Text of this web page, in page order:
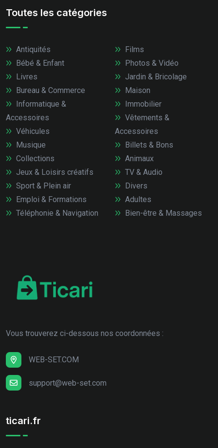
Toutes les catégories
Antiquités
Bébé & Enfant
Livres
Bureau & Commerce
Informatique &
Accessoires
Véhicules
Films
Photos & Vidéo
Jardin & Bricolage
Maison
Immobilier
Vêtements &
Accessoires
Musique
Collections
Jeux & Loisirs créatifs
Sport & Plein air
Emploi & Formations
Téléphonie & Navigation
Billets & Bons
Animaux
TV & Audio
Divers
Adultes
Bien-être & Massages
Vous trouverez ci-dessous nos coordonnées :
WEB-SET.COM
support@web-set.com
ticari.fr